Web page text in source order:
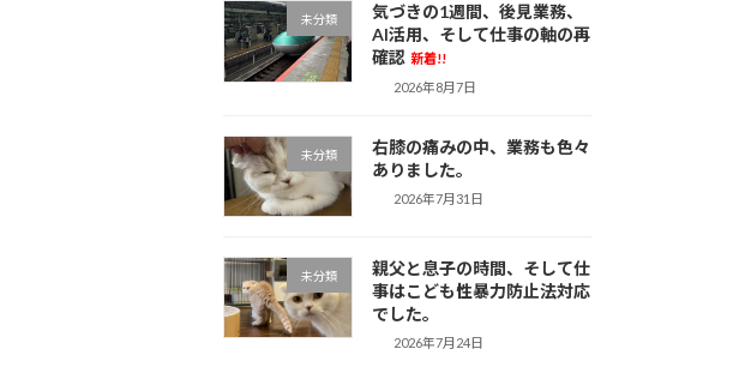
未分類
気づきの1週間、後見業務、
AI活用、そして仕事の軸の再
確認 新着!!
2026年8月7日
未分類
右膝の痛みの中、業務も色々
ありました。
2026年7月31日
未分類
親父と息子の時間、そして仕
事はこども性暴力防止法対応
でした。
2026年7月24日